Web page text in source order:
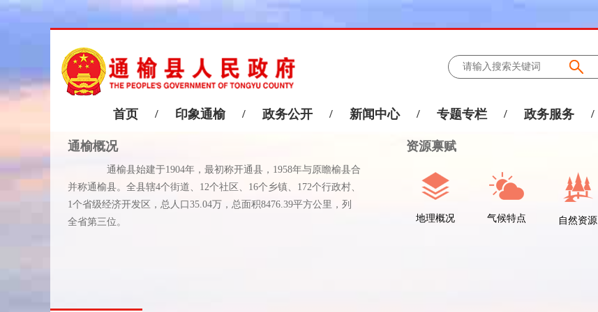
首页 / 印象通榆 / 政务公开 / 新闻中心 / 专题专栏 / 政务服务 /
通榆概况
通榆县始建于1904年，最初称开通县，1958年与原瞻榆县合
并称通榆县。全县辖4个街道、12个社区、16个乡镇、172个行政村、
1个省级经济开发区，总人口35.04万，总面积8476.39平方公里，列
全省第三位。
资源禀赋
地理概况 气候特点 自然资源